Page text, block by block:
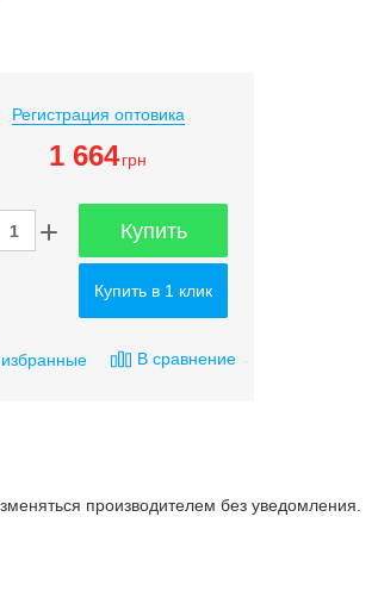
Регистрация оптовика
1 664 грн
Купить
Купить в 1 клик
В сравнение
производителем без уведомления.